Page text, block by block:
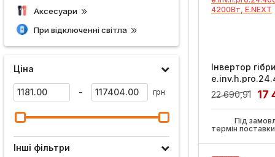
Аксесуари
При відключенні світла
Ціна
- грн
Інші фільтри
Інвертор
24/230В
22 690,91 17
Під
термін